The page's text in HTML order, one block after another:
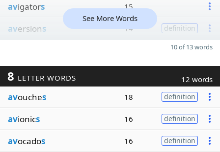
avigators 15
aversions 14 definition
See More Words
10 of 13 words
8 LETTER WORDS 12 words
avouches 18 definition
avionics 16 definition
avocados 16 definition